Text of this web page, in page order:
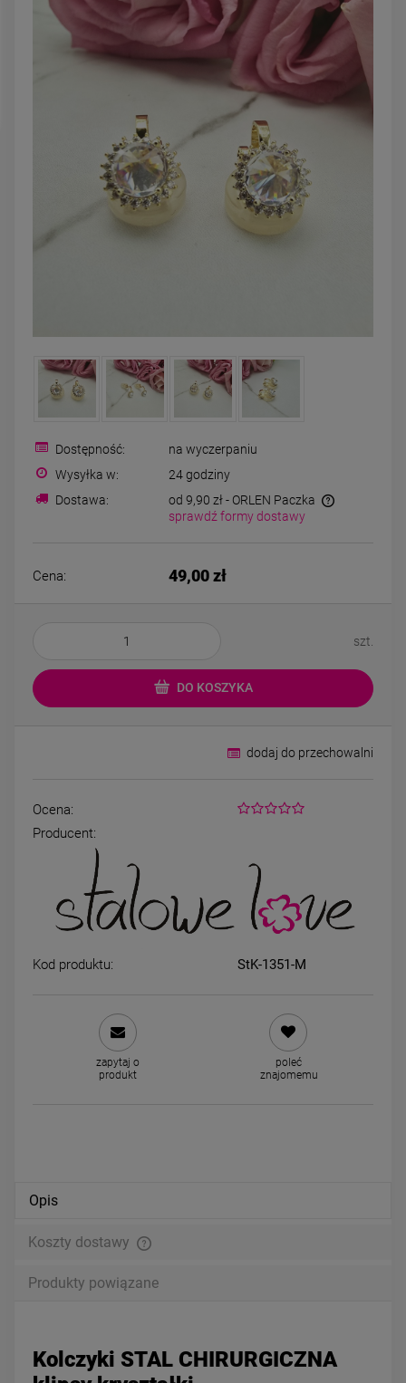
DO KOSZYKA
DO KOSZYKA
czarny
39,00 zł
STAL CHIRURGICZNA
złota elipsa klasyk 2 cm
34,00 zł
MAMA naszyjnik STAL
CHIRURGICZNA
Dostępność:
na wyczerpaniu
Wysyłka w:
24 godziny
Dostawa:
od 9,90 zł - ORLEN Paczka
sprawdź formy dostawy
Cena: 49,00 zł
szt.
DO KOSZYKA
dodaj do przechowalni
Ocena:
Producent:
Kod produktu: StK-1351-M
zapytaj o
produkt
poleć
znajomemu
Opis
Koszty dostawy
Produkty powiązane
Kolczyki STAL CHIRURGICZNA